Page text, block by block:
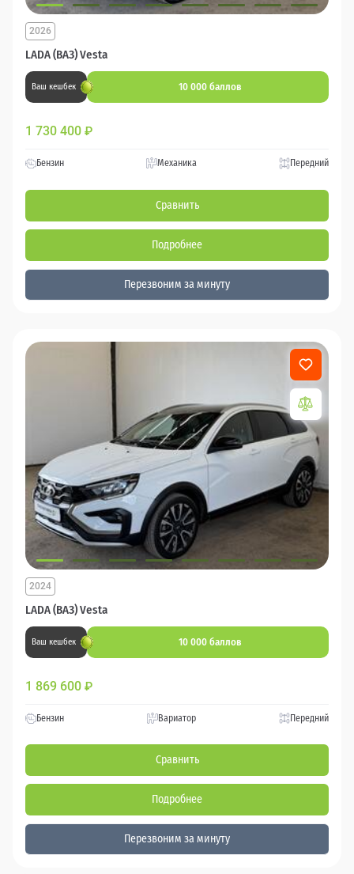
LADA (ВАЗ) Vesta
2026
Ваш кешбек 10 000 баллов
1 730 400 ₽
Бензин Механика Передний
Сравнить
Подробнее
Перезвоним за минуту
LADA (ВАЗ) Vesta
2024
Ваш кешбек 10 000 баллов
1 869 600 ₽
Бензин Вариатор Передний
Сравнить
Подробнее
Перезвоним за минуту